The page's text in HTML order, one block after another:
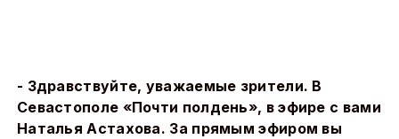
- Здравствуйте, уважаемые зрители. В
Севастополе «Почти полдень», в эфире с вами
Наталья Астахова. За прямым эфиром вы